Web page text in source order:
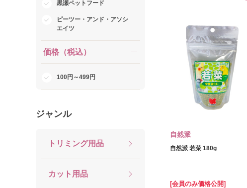
黒瀬ペットフード
ピーツー・アンド・アソシ
エイツ
価格（税込）
100円～499円
ジャンル
トリミング用品
カット用品
自然派
自然派 若菜 180g
[会員のみ価格公開]